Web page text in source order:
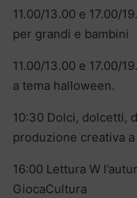
11.00/13.00 e 17.00/
per grandi e bambini
11.00/13.00 e 17.00/
a tema halloween.
10:30 Dolci, dolcetti,
produzione creativa
16:00 Lettura W
GiocaCultura